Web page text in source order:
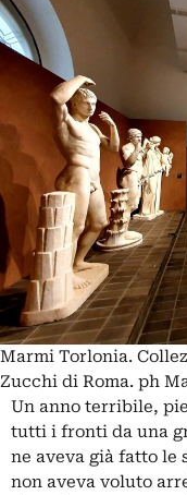
Marmi Torlonia.
Zucchi di Roma. ph
Un anno terribile,
tutti i fronti da una
ne aveva già fatto le
non aveva voluto